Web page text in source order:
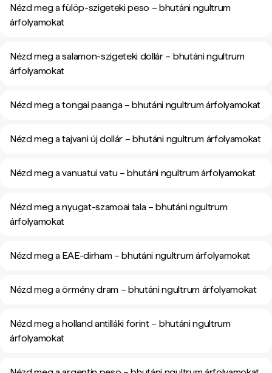
Nézd meg a fülöp-szigeteki peso – bhutáni ngultrum
árfolyamokat
Nézd meg a salamon-szigeteki dollár – bhutáni ngultrum
árfolyamokat
Nézd meg a tongai paanga – bhutáni ngultrum árfolyamokat
Nézd meg a tajvani új dollár – bhutáni ngultrum árfolyamokat
Nézd meg a vanuatui vatu – bhutáni ngultrum árfolyamokat
Nézd meg a nyugat-szamoai tala – bhutáni ngultrum
árfolyamokat
Nézd meg a EAE-dirham – bhutáni ngultrum árfolyamokat
Nézd meg a örmény dram – bhutáni ngultrum árfolyamokat
Nézd meg a holland antilláki forint – bhutáni ngultrum
árfolyamokat